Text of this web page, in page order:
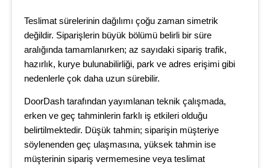
Teslimat sürelerinin dağılımı çoğu zaman simetrik
değildir. Siparişlerin büyük bölümü belirli bir süre
aralığında tamamlanırken; az sayıdaki sipariş trafik,
hazırlık, kurye bulunabilirliği, park ve adres erişimi gibi
nedenlerle çok daha uzun sürebilir.
DoorDash tarafından yayımlanan teknik çalışmada,
erken ve geç tahminlerin farklı iş etkileri olduğu
belirtilmektedir. Düşük tahmin; siparişin müşteriye
söylenenden geç ulaşmasına, yüksek tahmin ise
müşterinin sipariş vermemesine veya teslimat